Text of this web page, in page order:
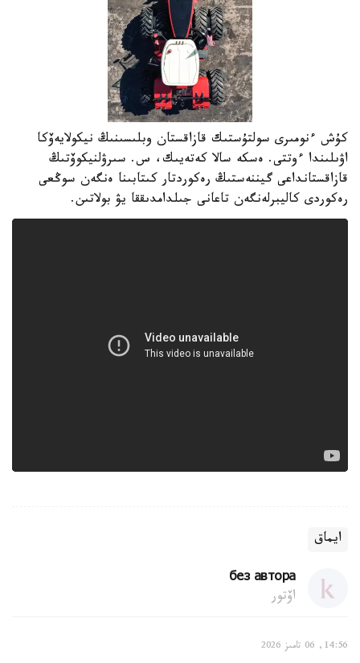
كۇش ءنومىرى سولتۇستىك قازاقستان وبلىسىنىڭ نيكولايەۆكا
اۋىلىندا ءوتتى. ەسكە سالا كەتەيىك، س. سىرۋلنيكوۆتىڭ
قازاقستانداعى گيننەستىڭ رەكوردتار كىتابىنا ەنگەن سوڭعى
رەكوردى كاليبرلەنگەن تاعانى جىلدامدىققا يۋ بولاتىن.
ايماق
без автора
اۆتور
14:56, 06 تامىز 2026